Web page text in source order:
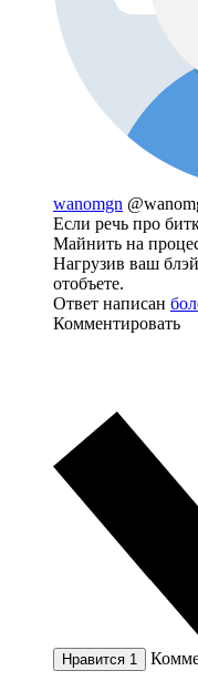
wanomgn
Если речь про
Майнить на
Нагрузив ваш
отобъете.
Ответ написан
Комментировать
Нравится 1